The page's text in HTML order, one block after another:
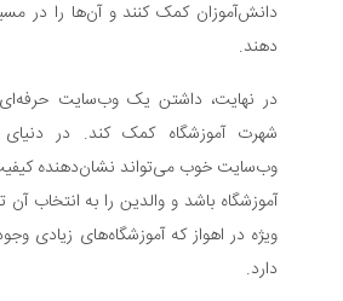
دانش‌آموزان کمک کنند و آن‌ها را در مسیر
دهند.
در نهایت، داشتن یک وب‌سایت حرفه‌ای
شهرت آموزشگاه کمک کند. در دنیای
وب‌سایت خوب می‌تواند نشان‌دهنده کیفیت
آموزشگاه باشد و والدین را به انتخاب آن
ویژه در اهواز که آموزشگاه‌های زیادی وجود
دارد.